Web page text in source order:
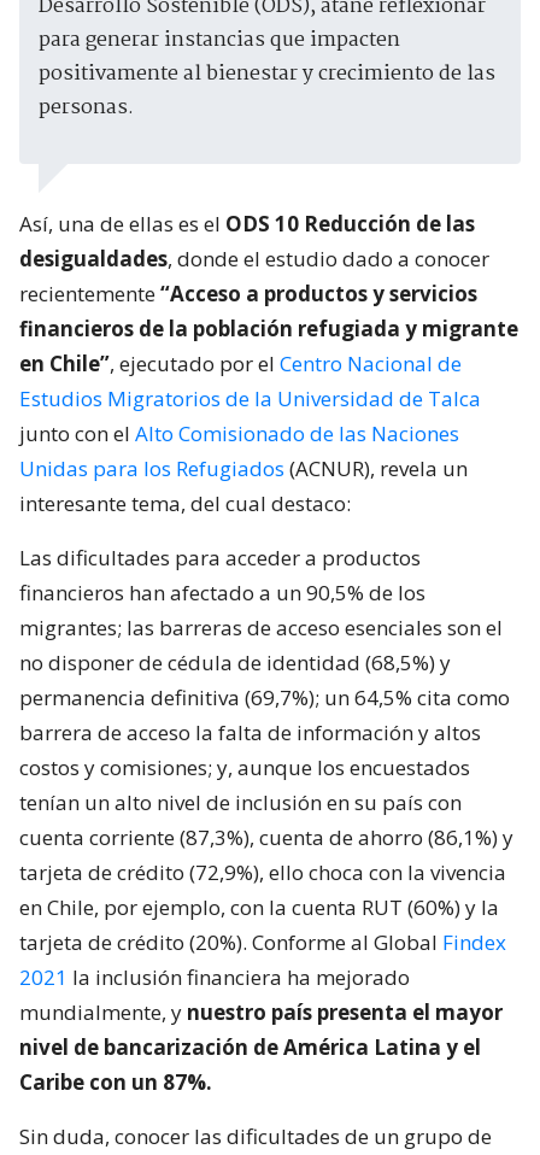
para generar instancias que impacten
positivamente al bienestar y crecimiento de las
personas.
Así, una de ellas es el ODS 10 Reducción de las
desigualdades, donde el estudio dado a conocer
recientemente“Acceso a productos y servicios
financieros de la población refugiada y migrante
en Chile”, ejecutado por el Centro Nacional de
Estudios Migratorios de la Universidad de Talca
junto con el Alto Comisionado de las Naciones
Unidas para los Refugiados (ACNUR), revela un
interesante tema, del cual destaco:
Las dificultades para acceder a productos
financieros han afectado a un 90,5% de los
migrantes; las barreras de acceso esenciales son el
no disponer de cédula de identidad (68,5%) y
permanencia definitiva (69,7%); un 64,5% cita como
barrera de acceso la falta de información y altos
costos y comisiones; y, aunque los encuestados
tenían un alto nivel de inclusión en su país con
cuenta corriente (87,3%), cuenta de ahorro (86,1%) y
tarjeta de crédito (72,9%), ello choca con la vivencia
en Chile, por ejemplo, con la cuenta RUT (60%) y la
tarjeta de crédito (20%). Conforme al Global Findex
2021 la inclusión financiera ha mejorado
mundialmente, y nuestro país presenta el mayor
nivel de bancarización de América Latina y el
Caribe con un 87%.
Sin duda, conocer las dificultades de un grupo de